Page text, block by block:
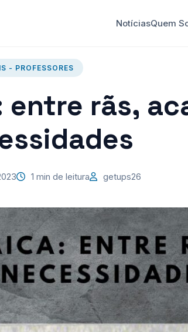
NotíciasQuem
- PROFESSORES
rãs,
1 min de leitura getups26